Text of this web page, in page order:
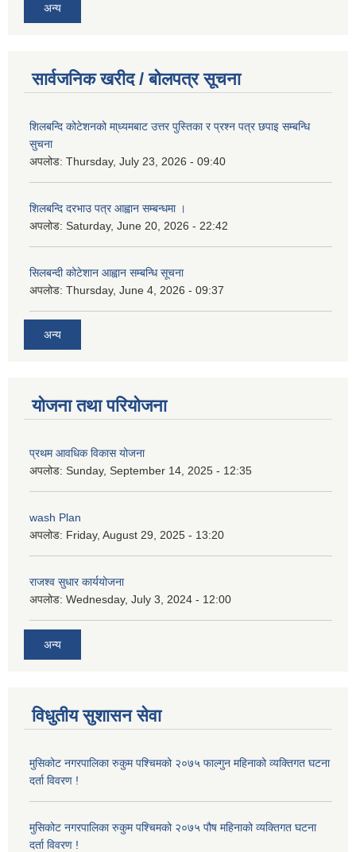
अन्य
सार्वजनिक खरीद / बोलपत्र सूचना
शिलबन्दि कोटेशनको मा्ध्यमबाट उत्तर पुस्तिका र प्रश्न पत्र छपाइ सम्बन्धि
सुचना
अपलोड: Thursday, July 23, 2026 - 09:40
शिलबन्दि दरभाउ पत्र आह्वान सम्बन्धमा ।
अपलोड: Saturday, June 20, 2026 - 22:42
सिलबन्दी कोटेशान आह्वान सम्बन्धि सूचना
अपलोड: Thursday, June 4, 2026 - 09:37
अन्य
योजना तथा परियोजना
प्रथम आवधिक विकास योजना
अपलोड: Sunday, September 14, 2025 - 12:35
wash Plan
अपलोड: Friday, August 29, 2025 - 13:20
राजश्व सुधार कार्ययोजना
अपलोड: Wednesday, July 3, 2024 - 12:00
अन्य
विधुतीय सुशासन सेवा
मुसिकोट नगरपालिका रुकुम पश्चिमको २०७५ फाल्गुन महिनाको व्यक्तिगत घटना
दर्ता विवरण !
मुसिकोट नगरपालिका रुकुम पश्चिमको २०७५ पौष महिनाको व्यक्तिगत घटना
दर्ता विवरण !